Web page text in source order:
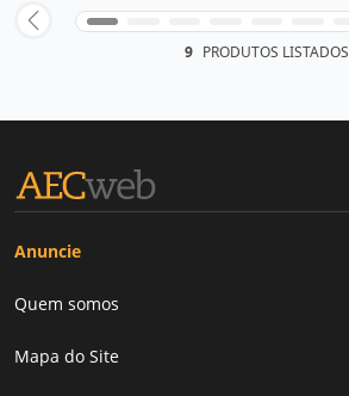
9 PRODUTOS LISTADOS
Anuncie
Quem somos
Mapa do Site